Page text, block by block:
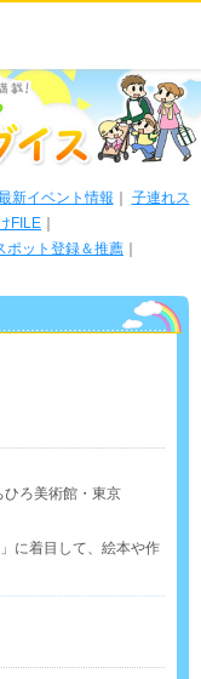
新イベント情報
子連れス
FILE
ポット登録＆推薦
ろ美術館・東京
に着目して、絵本や作